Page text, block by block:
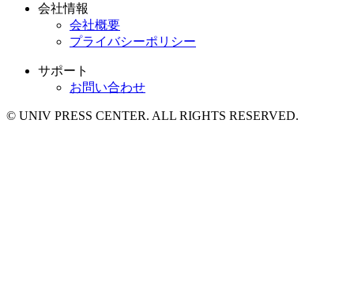
会社情報
会社概要
プライバシーポリシー
サポート
お問い合わせ
© UNIV PRESS CENTER. ALL RIGHTS RESERVED.